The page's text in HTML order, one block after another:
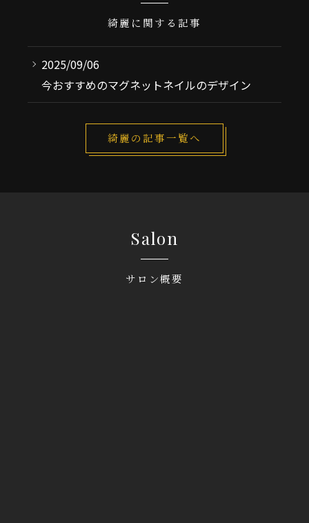
綺麗に関する記事
2025/09/06
今おすすめのマグネットネイルのデザイン
綺麗の記事一覧へ
サロン概要
Salon